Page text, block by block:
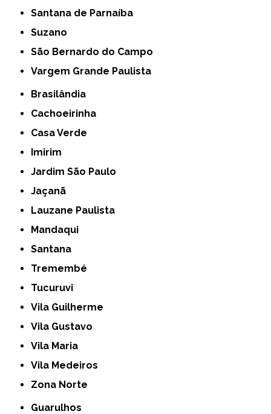
Santana de Parnaíba
Suzano
São Bernardo do Campo
Vargem Grande Paulista
Brasilândia
Cachoeirinha
Casa Verde
Imirim
Jardim São Paulo
Jaçanã
Lauzane Paulista
Mandaqui
Santana
Tremembé
Tucuruvi
Vila Guilherme
Vila Gustavo
Vila Maria
Vila Medeiros
Zona Norte
Guarulhos